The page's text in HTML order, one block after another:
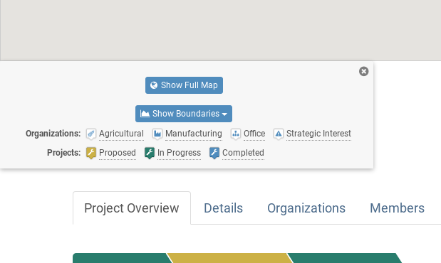
Show Full Map
Show Boundaries
Organizations: Agricultural Manufacturing Office
Strategic Interest
Projects:
Proposed In Progress Completed
Project Overview Details Organizations Members